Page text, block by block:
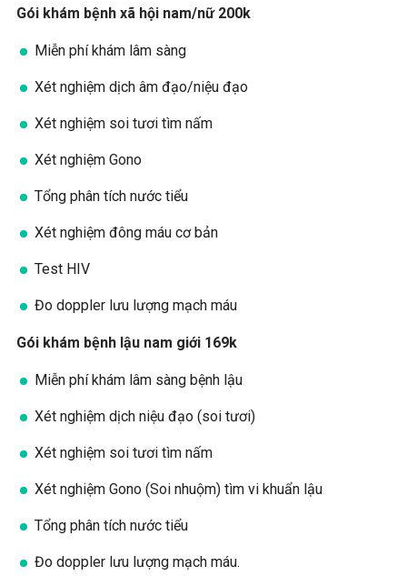
Gói khám bệnh xã hội nam/nữ 200k
Miễn phí khám lâm sàng
Xét nghiệm dịch âm đạo/niệu đạo
Xét nghiệm soi tươi tìm nấm
Xét nghiệm Gono
Tổng phân tích nước tiểu
Xét nghiệm đông máu cơ bản
Test HIV
Đo doppler lưu lượng mạch máu
Gói khám bệnh lậu nam giới 169k
Miễn phí khám lâm sàng bệnh lậu
Xét nghiệm dịch niệu đạo (soi tươi)
Xét nghiệm soi tươi tìm nấm
Xét nghiệm Gono (Soi nhuộm) tìm vi khuẩn lậu
Tổng phân tích nước tiểu
Đo doppler lưu lượng mạch máu.